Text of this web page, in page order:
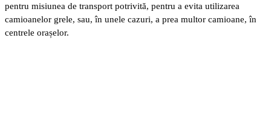
pentru misiunea de transport potrivită, pentru a evita utilizarea
camioanelor grele, sau, în unele cazuri, a prea multor camioane, în
centrele orașelor.